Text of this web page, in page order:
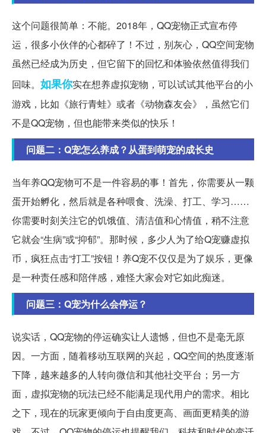
这个问题很简单：不能。2018年，QQ宠物正式宣布停
运，很多小伙伴的心都碎了！不过，别灰心，QQ空间宠物
虽然已经成为历史，但它留下的回忆和体验依然值得我们
回味。 如果你实在想养虚拟宠物，可以试试其他平台的小
游戏，比如《旅行青蛙》或者《动物森友会》，虽然它们
不是QQ宠物，但也能带来类似的快乐！
问题二：Q宠怎么养成？从蛋到萌宠的成长史
当年养QQ宠物可不是一件容易的事！首先，你需要从一颗
蛋开始孵化，然后就是各种喂食、洗澡、打工、学习……
你需要时刻关注它的饥饿值、清洁值和心情值，稍不注意
它就会“生病”或“抑郁”。那时候，多少人为了给Q宠赚虚拟
币，疯狂点击“打工”按钮！养Q宠不仅仅是为了娱乐，更像
是一种责任感和陪伴感，难怪大家会对它如此痴迷。
问题三：Q宠为什么会停运？
说实话，QQ宠物的停运确实让人遗憾，但也不是毫无原
因。一方面，随着移动互联网的兴起，QQ空间的热度逐渐
下降，越来越多的人转向微信和其他社交平台；另一方
面，虚拟宠物的玩法已经不能满足现代用户的需求。相比
之下，现在的玩家更倾向于自由度更高、画面更精美的游